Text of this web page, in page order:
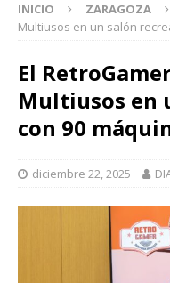
INICIO ZARAGOZA
Multiusos en un salón
El
Multiusos en
con 90
diciembre 22, 2025